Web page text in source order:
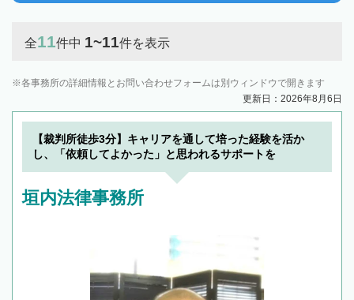
全11件中 1~11件を表示
各事務所の詳細情報とお問い合わせフォームは別ウィンドウで開きます
更新日：2026年8月6日
【裁判所徒歩3分】キャリアを通して培った経験を活か
し、「依頼してよかった」と思われるサポートを
垣内法律事務所